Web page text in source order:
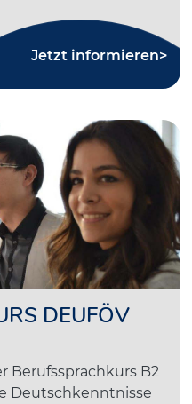
Jetzt informieren>
DEUFÖV
Berufssprachkurs B2
Deutschkenntnisse